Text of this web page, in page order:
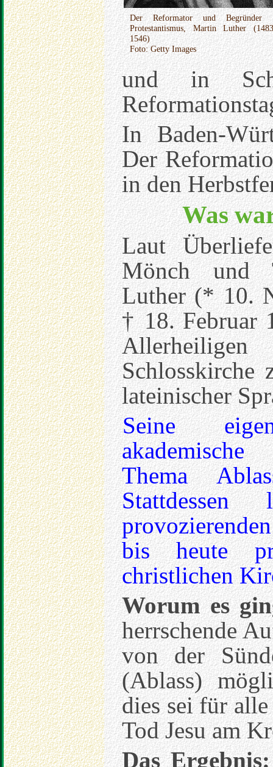
Der Reformator und Begründer
Protestantismus, Martin Luther
1546)
Foto: Getty Images
und in
In Baden-
Der
in den
Was
Laut
Mönch und
Luther (* 10.
† 18. Februar
Schlosskirche
lateinischer
Seine
Thema
bis heute
christlichen
Worum es
herrschende
von der
(Ablass)
dies sei für
Tod Jesu am
Das Ergebnis: